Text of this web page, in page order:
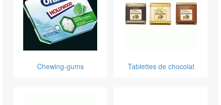
Chewing-gums Tablettes de chocolat